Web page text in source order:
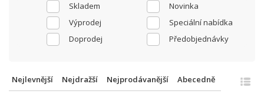
Skladem
Novinka
Výprodej
Speciální nabídka
Doprodej
Předobjednávky
Nejlevnější Nejdražší Nejprodávanější Abecedně